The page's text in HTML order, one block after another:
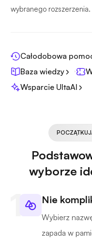
wybranego rozszerzenia.
Całodobowa
Baza wiedzy
Wsparcie UltaAI
wyborze
Nie
Wybierz
zapada w